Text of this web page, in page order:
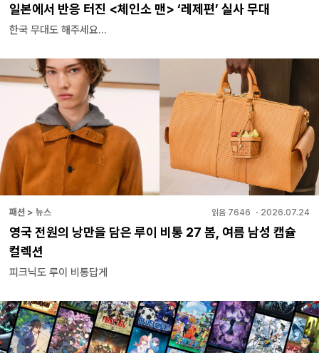
일본에서 반응 터진 <체인소 맨> ‘레제편’ 실사 무대
한국 무대도 해주세요...
패션 > 뉴스 읽음 7646 ・ 2026.07.24
영국 전원의 낭만을 담은 루이 비통 27 봄, 여름 남성 캡슐
컬렉션
피크닉도 루이 비통답게